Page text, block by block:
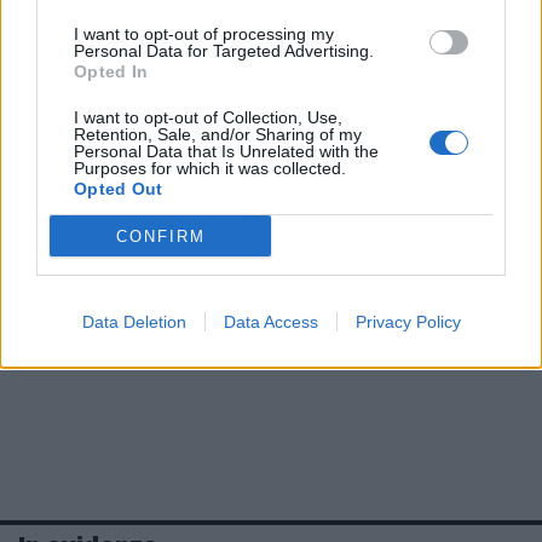
I want to opt-out of processing my
Personal Data for Targeted Advertising.
Opted In
I want to opt-out of Collection, Use,
Retention, Sale, and/or Sharing of my
Personal Data that Is Unrelated with the
Purposes for which it was collected.
Opted Out
CONFIRM
Data Deletion Data Access Privacy Policy